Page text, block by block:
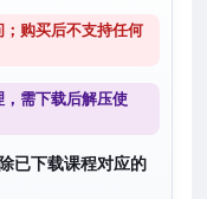
；购买后不支持任何
，需下载后解压使
已下载课程对应的